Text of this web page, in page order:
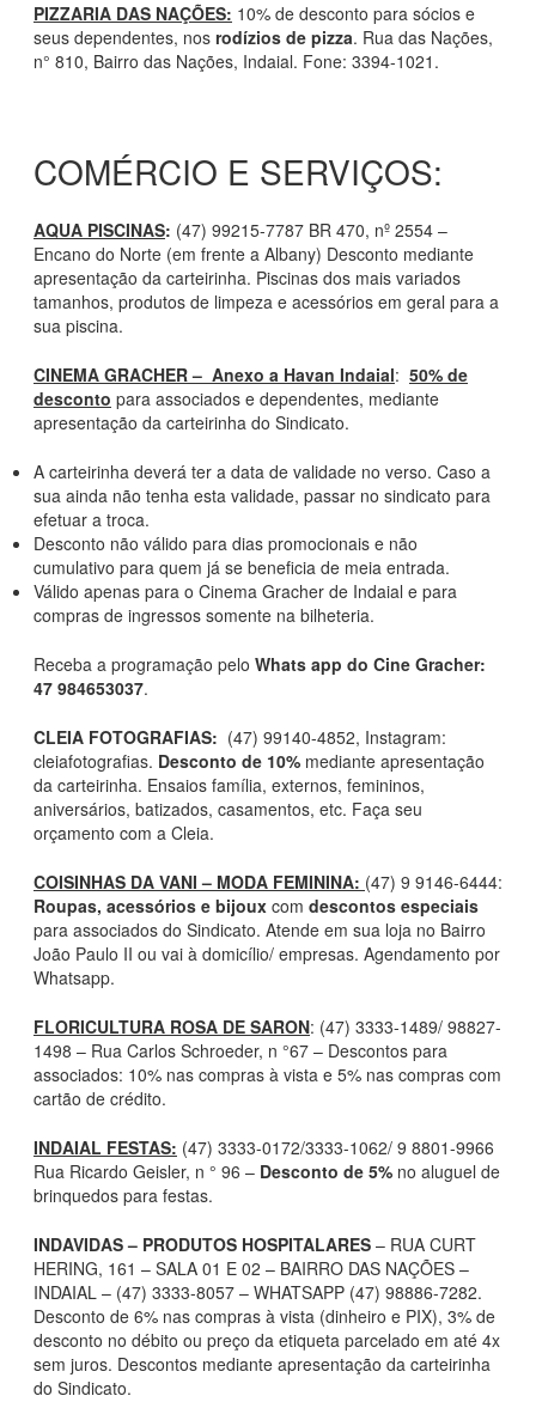
PIZZARIA DAS NAÇÕES: 10% de desconto para sócios e
seus dependentes, nos rodízios de pizza. Rua das Nações,
n° 810, Bairro das Nações, Indaial. Fone: 3394-1021.
COMÉRCIO E SERVIÇOS:
AQUA PISCINAS: (47) 99215-7787 BR 470, nº 2554 –
Encano do Norte (em frente a Albany) Desconto mediante
apresentação da carteirinha. Piscinas dos mais variados
tamanhos, produtos de limpeza e acessórios em geral para a
sua piscina.
CINEMA GRACHER – Anexo a Havan Indaial: 50% de
desconto para associados e dependentes, mediante
apresentação da carteirinha do Sindicato.
A carteirinha deverá ter a data de validade no verso. Caso a
sua ainda não tenha esta validade, passar no sindicato para
efetuar a troca.
Desconto não válido para dias promocionais e não
cumulativo para quem já se beneficia de meia entrada.
Válido apenas para o Cinema Gracher de Indaial e para
compras de ingressos somente na bilheteria.
Receba a programação pelo Whats app do Cine Gracher:
47 984653037.
CLEIA FOTOGRAFIAS: (47) 99140-4852, Instagram:
cleiafotografias. Desconto de 10% mediante apresentação
da carteirinha. Ensaios família, externos, femininos,
aniversários, batizados, casamentos, etc. Faça seu
orçamento com a Cleia.
COISINHAS DA VANI – MODA FEMININA: (47) 9 9146-6444:
Roupas, acessórios e bijoux com descontos especiais
para associados do Sindicato. Atende em sua loja no Bairro
João Paulo II ou vai à domicílio/ empresas. Agendamento por
Whatsapp.
FLORICULTURA ROSA DE SARON: (47) 3333-1489/ 98827-
1498 – Rua Carlos Schroeder, n °67 – Descontos para
associados: 10% nas compras à vista e 5% nas compras com
cartão de crédito.
INDAIAL FESTAS: (47) 3333-0172/3333-1062/ 9 8801-9966
Rua Ricardo Geisler, n ° 96 – Desconto de 5% no aluguel de
brinquedos para festas.
INDAVIDAS – PRODUTOS HOSPITALARES – RUA CURT
HERING, 161 – SALA 01 E 02 – BAIRRO DAS NAÇÕES –
INDAIAL – (47) 3333-8057 – WHATSAPP (47) 98886-7282.
Desconto de 6% nas compras à vista (dinheiro e PIX), 3% de
desconto no débito ou preço da etiqueta parcelado em até 4x
sem juros. Descontos mediante apresentação da carteirinha
do Sindicato.